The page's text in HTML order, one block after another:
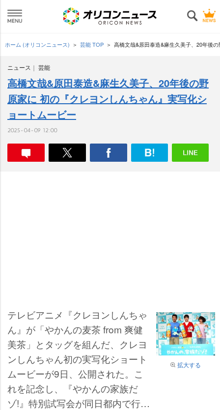
ホーム (オリコンニュース) 芸能 TOP 高橋文哉&原田泰造&麻生久美子、20年後
ニュース 芸能
高橋文哉&原田泰造&麻生久美子、20年後の野
原家に 初の『クレヨンしんちゃん』実写化シ
ョートムービー
2025-04-09 12:00
拡大する
テレビアニメ『クレヨンしんちゃ
ん』が「やかんの麦茶 from 爽健
美茶」とタッグを組んだ、クレヨ
ンしんちゃん初の実写化ショート
ムービーが9日、公開された。こ
れを記念し、『やかんの家族だ
ゾ!』特別試写会が同日都内で行わ